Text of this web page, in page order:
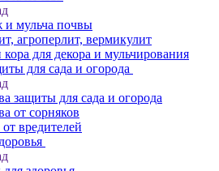
и мульча почвы
агроперлит, вермикулит
для декора и мульчирования
для сада и огорода
защиты для сада и огорода
от сорняков
вредителей